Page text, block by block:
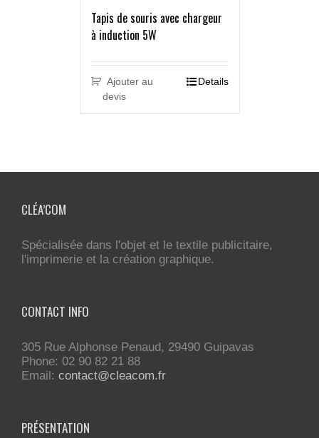
Tapis de souris avec chargeur
à induction 5W
Ajouter au
devis
Details
CLÉA’COM
Spécialisée dans l'objet et le textile publicitaire,
l'imprimerie et la création graphique.
CONTACT INFO
305 Rue Alphonse Penaud, 29490 Guipavas
Phone: 02 90 82 21 88
Email: contact@cleacom.fr
PRÉSENTATION